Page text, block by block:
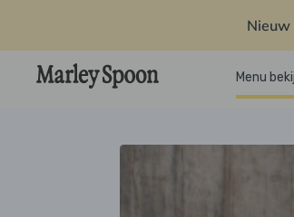
Nieuw
Menu